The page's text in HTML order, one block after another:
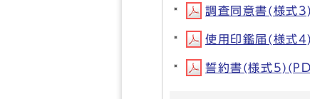
調査同意書(様式
使用印鑑届(様式
誓約書(様式